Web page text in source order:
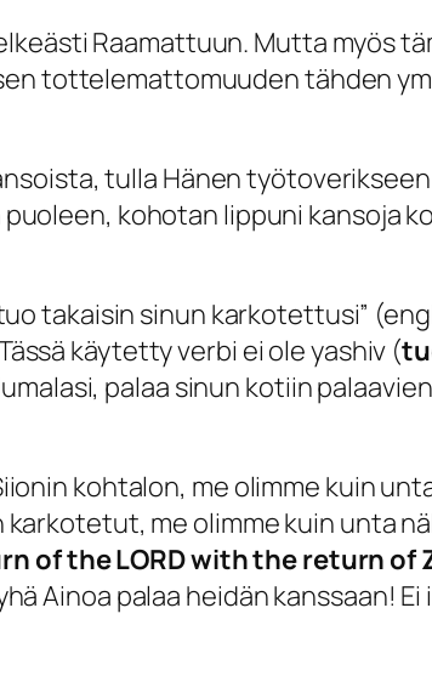
Raamattuun. Mutta myös
tottelemattomuuden tähden
tulla Hänen
kohotan lippuni kansoja
tuo takaisin sinun karkotettusi”
käytetty verbi ei oleyashiv (
palaa sinun kotiin
kohtalon, me olimme kuin
karkotetut, me olimme kuin unta
of the LORD with the return of
Ainoa palaa heidän kanssaan!